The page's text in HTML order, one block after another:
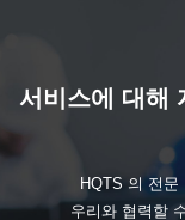
서비스에 대해
HQTS 의 전
우리와 협력할